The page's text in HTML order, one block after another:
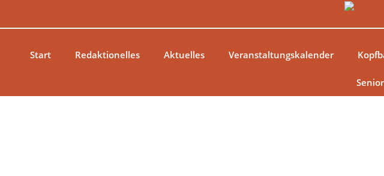
Start
Redaktionelles Aktuelles Veranstaltungskalender